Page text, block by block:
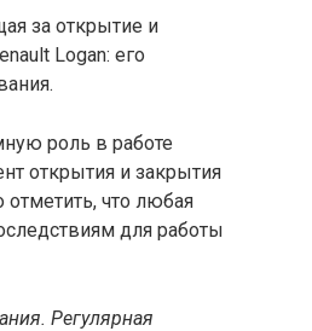
за открытие и
Logan: его
роль в работе
открытия и закрытия
что любая
для работы
Регулярная